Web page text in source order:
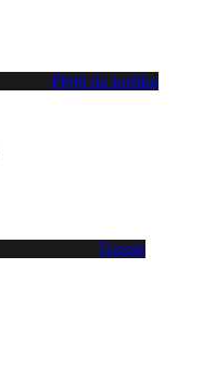
Přejít do košíku
Toggle